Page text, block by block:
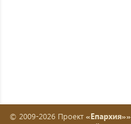
© 2009-2026 Проект «Епархия»»